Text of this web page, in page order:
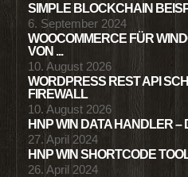
SIMPLE BLOCKCHAIN
6. September 2024
WOOCOMMERCE FÜR
VON ...
10. August 2026
WORDPRESS REST API
FIREWALL
10. August 2026
HNP WIN DATA HANDLER –
27. April 2024
HNP WIN SHORTCODE
26. April 2024